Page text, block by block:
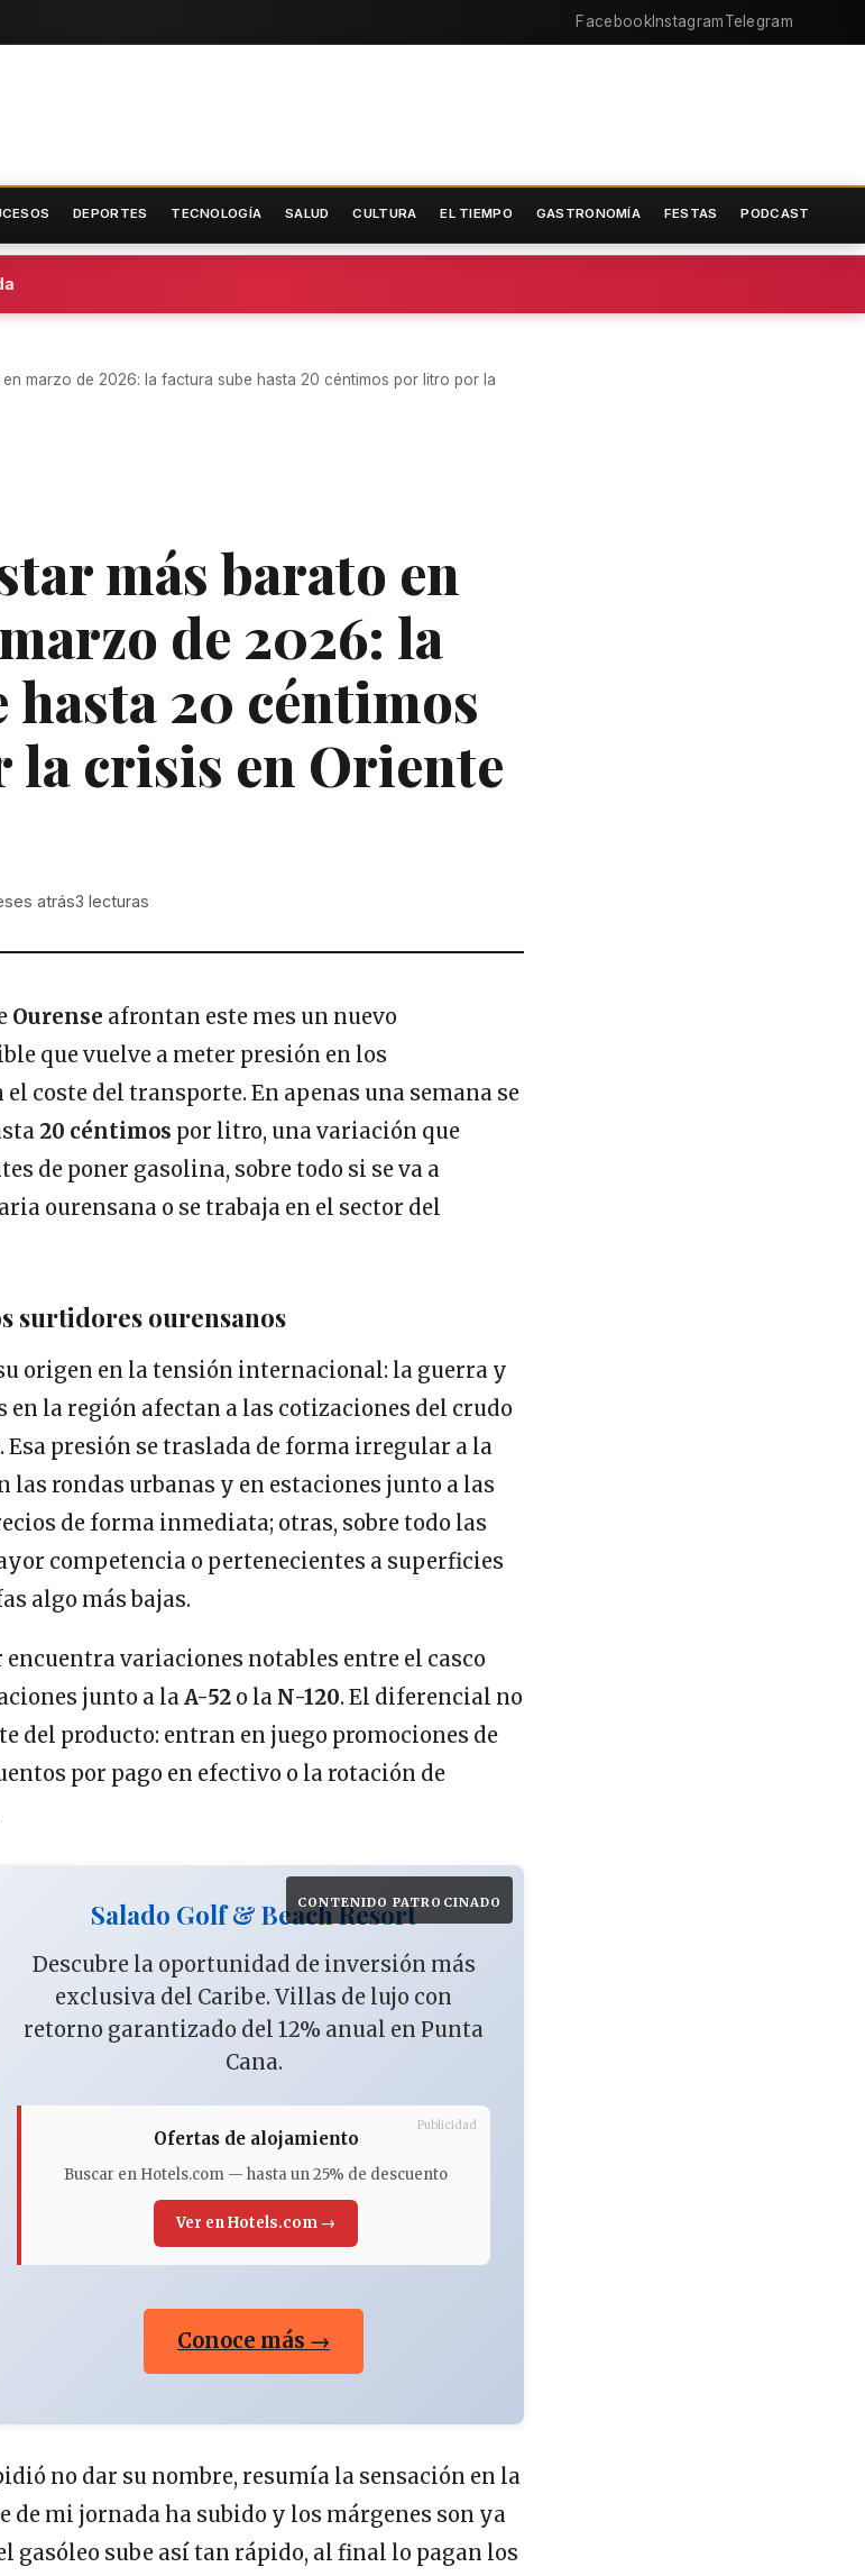
FacebookInstagramTelegram
DEPORTES TECNOLOGÍA SALUD CULTURA EL TIEMPO GASTRONOMÍA FESTAS PODCAST
marzo de 2026: la factura sube hasta 20 céntimos por litro por la
más barato en
de 2026: la
hasta 20 céntimos
crisis en Oriente
atrás3 lecturas
Ourense afrontan este mes un nuevo
que vuelve a meter presión en los
coste del transporte. En apenas una semana se
20 céntimos por litro, una variación que
de poner gasolina, sobre todo si se va a
ourensana o se trabaja en el sector del
surtidores ourensanos
origen en la tensión internacional: la guerra y
la región afectan a las cotizaciones del crudo
Esa presión se traslada de forma irregular a la
las rondas urbanas y en estaciones junto a las
de forma inmediata; otras, sobre todo las
competencia o pertenecientes a superficies
algo más bajas.
variaciones notables entre el casco
junto a laA-52 o la N-120. El diferencial no
del producto: entran en juego promociones de
por pago en efectivo o la rotación de
CONTENIDO PATROCINADO
Salado Golf & Beach Resort
Descubre la oportunidad de inversión más
exclusiva del Caribe. Villas de lujo con
retorno garantizado del 12% anual en Punta
Cana.
Ofertas de alojamiento
Buscar en Hotels.com — hasta un 25% de descuento
Ver en Hotels.com →
Publicidad
Conoce más →
no dar su nombre, resumía la sensación en la
de mi jornada ha subido y los márgenes son ya
gasóleo sube así tan rápido, al final lo pagan los